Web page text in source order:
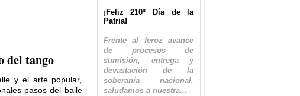
del tango
y el arte popular,
pasos del baile
¡Feliz 210º Día de la
Patria!
Frente al feroz avance
de procesos de
sumisión, entrega y
devastación de la
soberanía nacional,
saludamos a nuestra...